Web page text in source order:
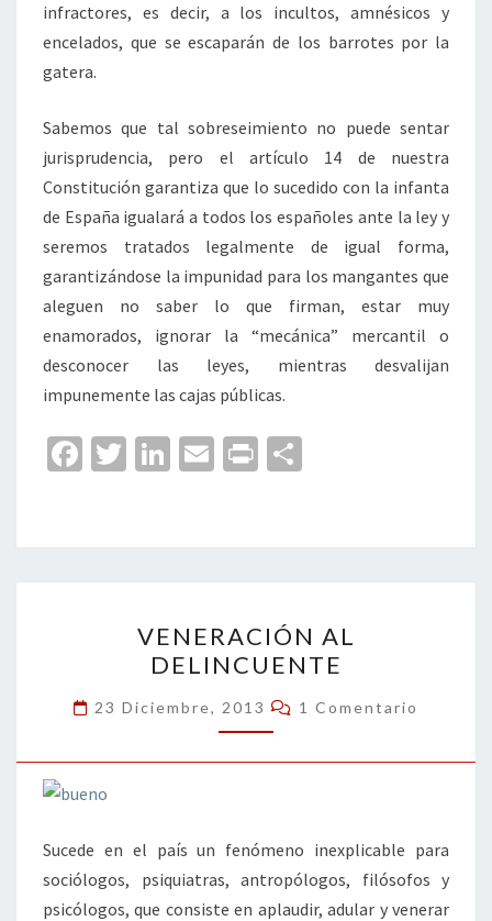
infractores, es decir, a los incultos, amnésicos y
encelados, que se escaparán de los barrotes por la
gatera.
Sabemos que tal sobreseimiento no puede sentar
jurisprudencia, pero el artículo 14 de nuestra
Constitución garantiza que lo sucedido con la infanta
de España igualará a todos los españoles ante la ley y
seremos tratados legalmente de igual forma,
garantizándose la impunidad para los mangantes que
aleguen no saber lo que firman, estar muy
enamorados, ignorar la “mecánica” mercantil o
desconocer las leyes, mientras desvalijan
impunemente las cajas públicas.
Fa
o
o
T
er
Li
dI
n
E
l
Pr
p
ar
tir
AL
DELINCUENTE
VENERACIÓN AL
DELINCUENTE
23 Diciembre, 2013 Comentarios
1 Comentario
Sucede en el país un fenómeno inexplicable para
sociólogos, psiquiatras, antropólogos, filósofos y
psicólogos, que consiste en aplaudir, adular y venerar